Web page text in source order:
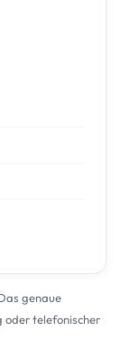
genaue
oder telefonischer